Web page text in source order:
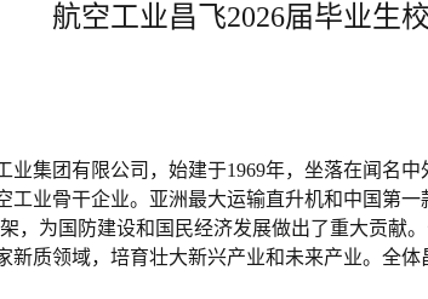
航空工业昌飞2026届毕业生
业集团有限公司，始建于1969年，坐落在闻名
业骨干企业。亚洲最大运输直升机和中国第
，为国防建设和国民经济发展做出了重大贡献
质领域，培育壮大新兴产业和未来产业。全